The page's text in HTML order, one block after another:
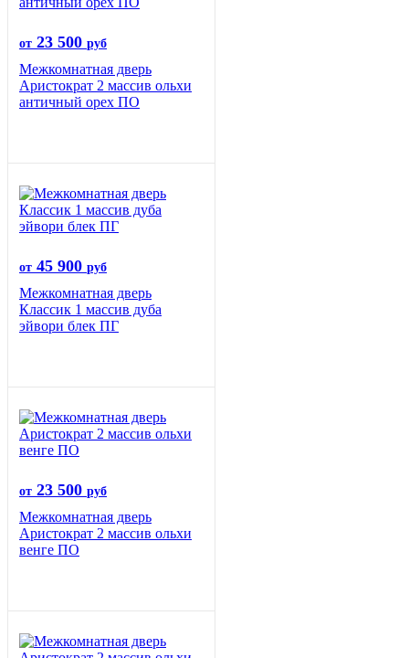
от 23 500 руб
Межкомнатная дверь
Аристократ 2 массив ольхи
античный орех ПО
от 45 900 руб
Межкомнатная дверь
Классик 1 массив дуба
эйвори блек ПГ
от 23 500 руб
Межкомнатная дверь
Аристократ 2 массив ольхи
венге ПО